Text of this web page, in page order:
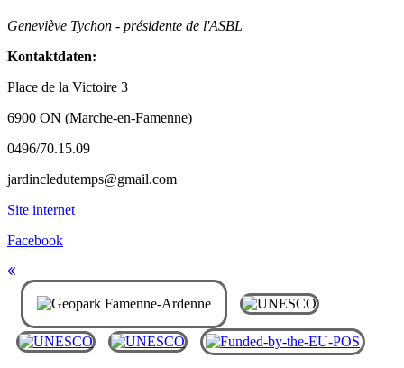
Geneviève Tychon - présidente de l'ASBL
Kontaktdaten:
Place de la Victoire 3
6900 ON (Marche-en-Famenne)
0496/70.15.09
jardincledutemps@gmail.com
Site internet
Facebook